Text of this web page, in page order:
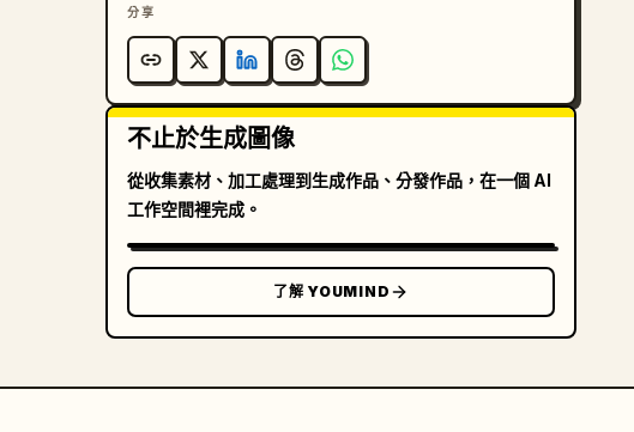
分享
不止於生成圖像
從收集素材、加工處理到生成作品、分發作品，在一個 AI
工作空間裡完成。
了解 YOUMIND